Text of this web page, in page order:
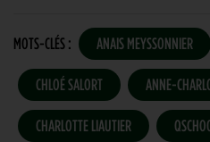
MOTS-CLÉS : ANAIS MEYSSONNIER
CHLOÉ SALORT ANNE-
CHARLOTTE LIAUTIER